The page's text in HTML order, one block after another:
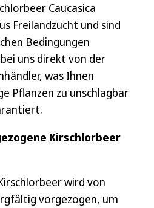
Caucasica
Freilandzucht und sind
Bedingungen
uns direkt von der
was Ihnen
Pflanzen zu unschlagbar
Kirschlorbeer
wird von
vorgezogen, um